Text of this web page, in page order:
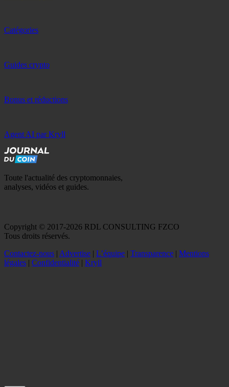
Catégories
Guides crypto
Bonus et réductions
Agent AI par Kryll
Toute l'actualité des cryptomonnaies,
analyses, vidéos et guides.
Copyright © 2017-2026 RDL CONSULTING FZCO
Tous droits réservés.
Contactez-nous | Advertise | L’équipe | Transparence | Mentions
légales | Confidentialité | Kryll